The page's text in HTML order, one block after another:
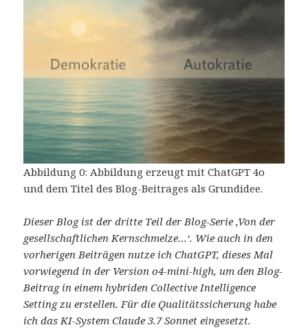
Abbildung 0: Abbildung erzeugt mit ChatGPT 4o
und dem Titel des Blog-Beitrages als Grundidee.
Dieser Blog ist der dritte Teil der Blog-Serie ‚Von der
gesellschaftlichen Kernschmelze…‘. Wie auch in den
vorherigen Beiträgen nutze ich ChatGPT, dieses Mal
vorwiegend in der Version o4-mini-high, um den Blog-
Beitrag in einem hybriden Collective Intelligence
Setting zu erstellen. Für die Qualitätssicherung habe
ich das KI-System Claude 3.7 Sonnet eingesetzt.